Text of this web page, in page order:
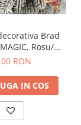
Brad
Rosu/
6x540cm
RON
IN COS